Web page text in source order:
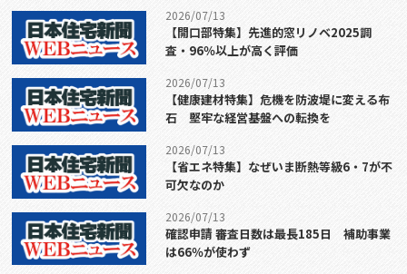
2026/07/13
【開口部特集】先進的窓リノベ2025調
査・96％以上が高く評価
2026/07/13
【健康建材特集】危機を防波堤に変える布
石 堅牢な経営基盤への転換を
2026/07/13
【省エネ特集】なぜいま断熱等級6・7が不
可欠なのか
2026/07/13
確認申請 審査日数は最長185日 補助事業
は66％が使わず